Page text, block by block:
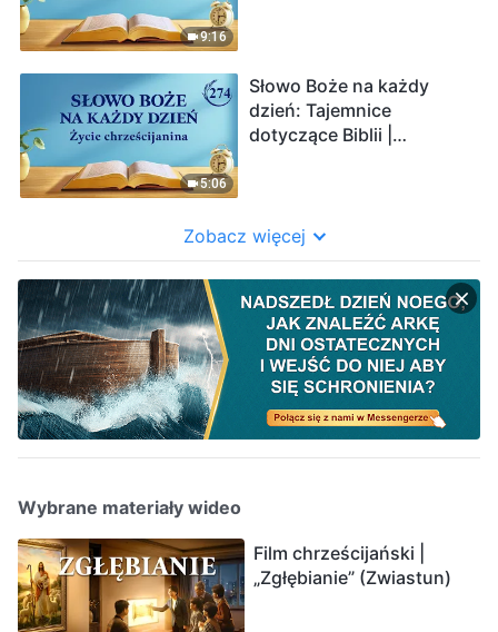
9:16
5:06
Słowo Boże na każdy
dzień: Tajemnice
dotyczące Biblii |
Zobacz więcej
Wybrane materiały wideo
Film chrześcijański |
„Zgłębianie” (Zwiastun)